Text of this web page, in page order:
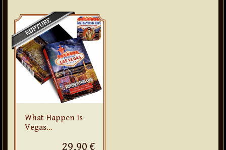
What Happen Is
Vegas
29,90 €